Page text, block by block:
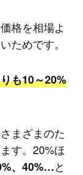
格を相場よ
ためです。
も10～20%
まざまのた
す。20%ほ
、40%…と